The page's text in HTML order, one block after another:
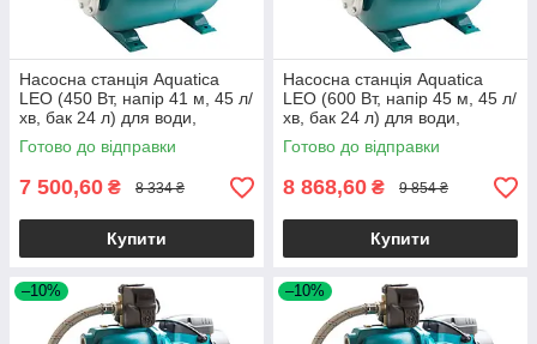
Насосна станція Aquatica
LEO (450 Вт, напір 41 м, 45 л/
хв, бак 24 л) для води,
свердловини, криниці
Готово до відправки
7 500,60 ₴ 8 334 ₴
Купити
Насосна станція Aquatica
LEO (600 Вт, напір 45 м, 45 л/
хв, бак 24 л) для води,
поливу, свердловини,
колодязя
Готово до відправки
8 868,60 ₴ 9 854 ₴
Купити
–10% –10%